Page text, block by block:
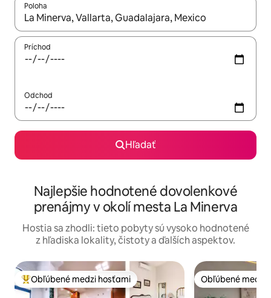
Poloha
Keď budú výsledky k dispozícii, môžete si ich prechádzať
Príchod
Odchod
Hľadať
Najlepšie hodnotené dovolenkové
prenájmy v okolí mesta La Minerva
Hostia sa zhodli: tieto pobyty sú vysoko hodnotené
z hľadiska lokality, čistoty a ďalších aspektov.
Najobľúbenejšie medzi hosťami
Obľúbené medzi hosťami Obľúbené medzi
Obľúbené medzi